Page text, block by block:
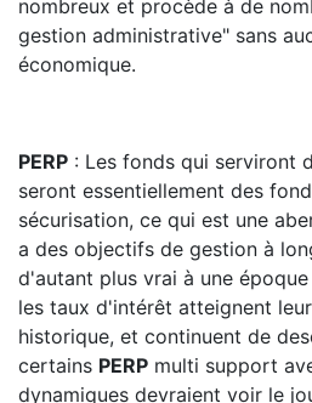
nombreux et procède à de
gestion administrative" sans
économique.
PERP : Les fonds qui serviront
seront essentiellement des
sécurisation, ce qui est une
a des objectifs de gestion à
d'autant plus vrai à une
les taux d'intérêt atteignent
historique, et continuent de
certains PERP multi support
dynamiques devraient voir le